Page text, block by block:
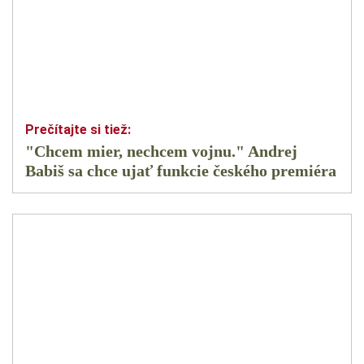
"Chcem mier, nechcem vojnu." Andrej
Babiš sa chce ujať funkcie českého premiéra